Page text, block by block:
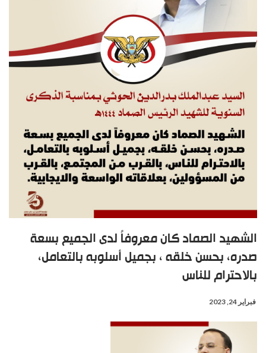
الشهيد الصماد كان معروفاً لدى الجميع بسعة
صدره، بحسن خلقه ، بجميل أسلوبه بالتعامل،
بالاحترام للناس
فبراير 24, 2023